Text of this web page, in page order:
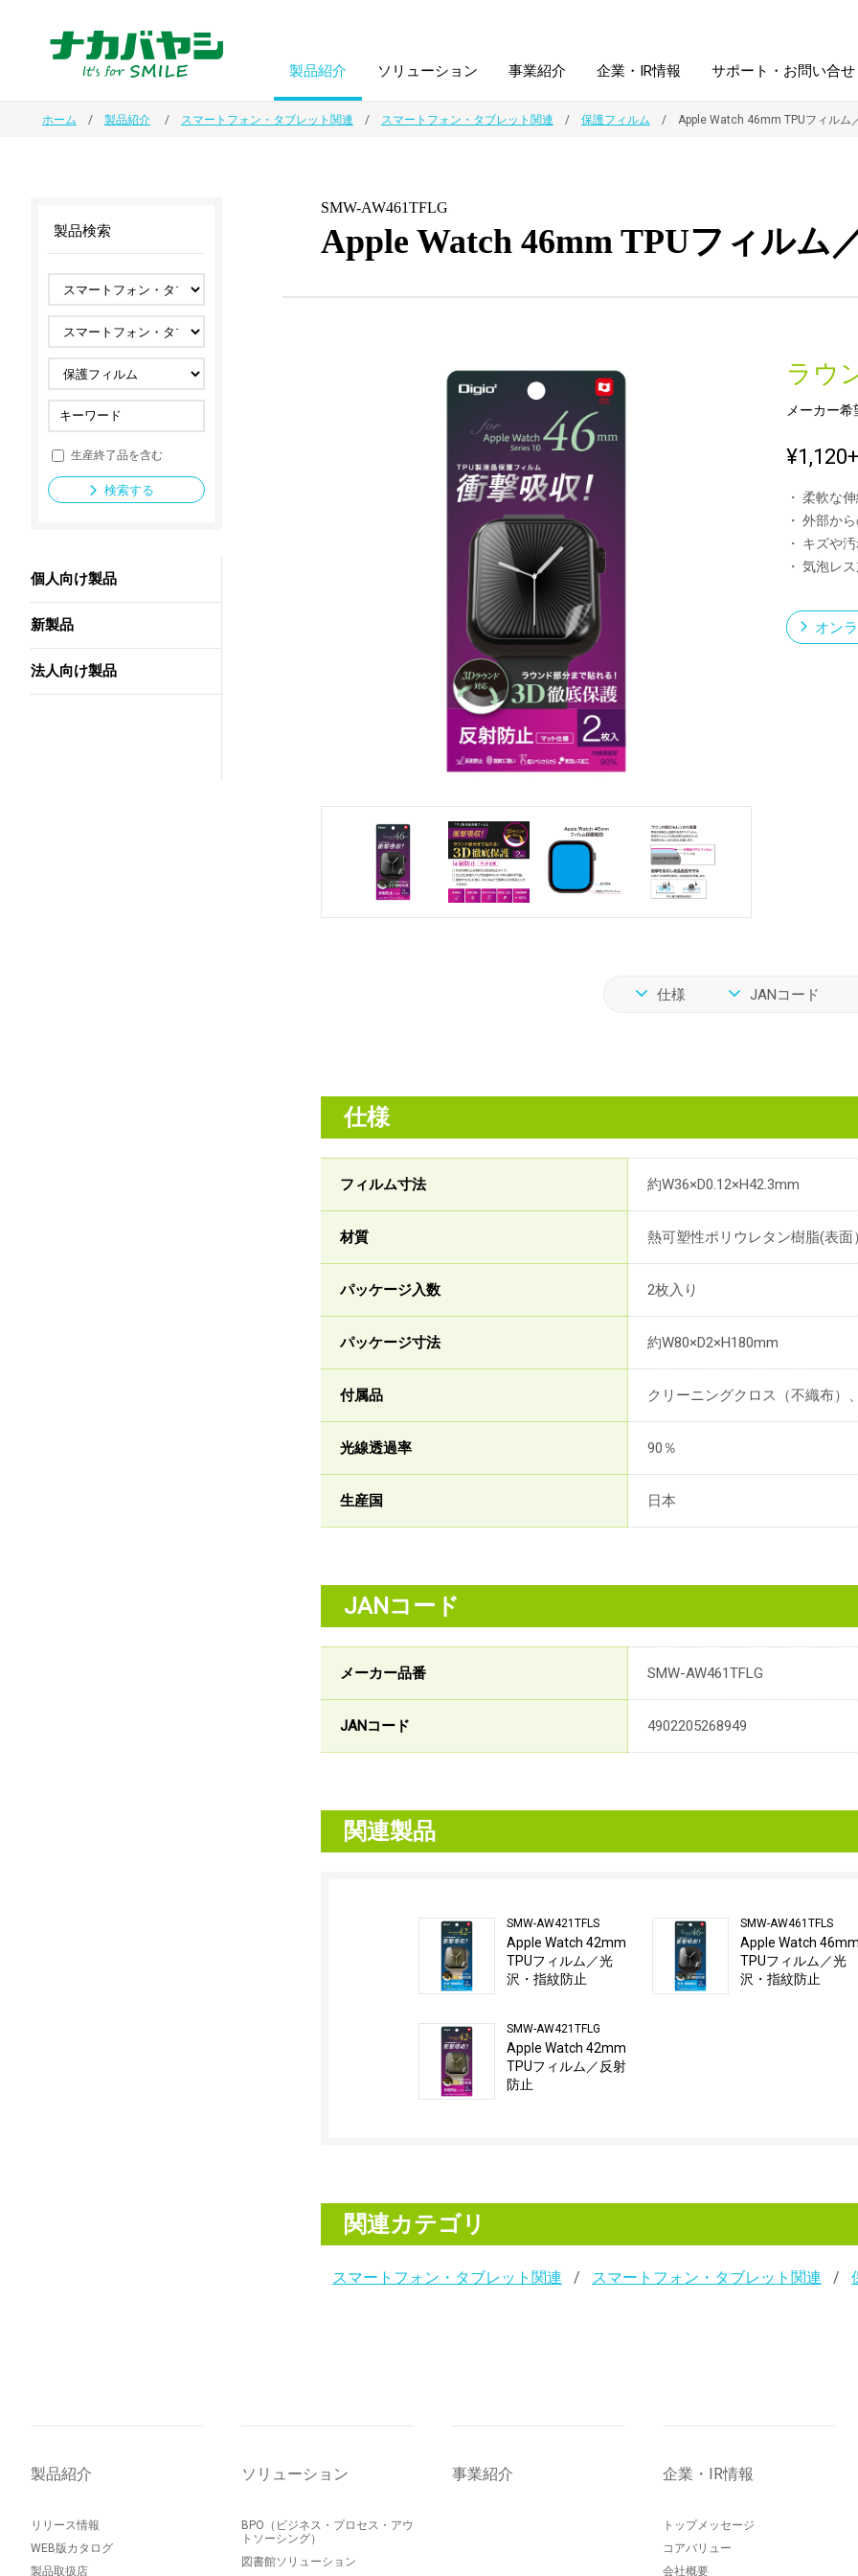
製品紹介
ノート・紙製品
ファイル・
ホルダー用品
スマートフォン・
タブレット関連
防災・
セキュリティ用品
法人向け製品 新製品一覧
ソリューション
オーダー手帳・ノベルティ制作 学校ソリューション
ドキュメントスキャニングサービス
導入事例
事業紹介 企業・IR情報
IR情報 沿革
サステナビリティ
サポート・お問い合せ
ホーム 製品紹介 スマートフォン・タブレット関連 スマートフォン・タブレット関連 保護フィルム Apple Watch 46mm TPUフィルム
SMW-AW461TFLG
Apple Watch 46mm TPUフィルム
ラウ
メーカー
¥1,120
・ 柔軟な
・ 外部か
・ キズや
・ 気泡レ
オン
仕様 JANコード
仕様
フィルム寸法 約W36×D0.12×H42.3mm
材質 熱可塑性ポリウレタン樹脂(表
パッケージ入数 2枚入り
パッケージ寸法 約W80×D2×H180mm
付属品 クリーニングクロス（不織布）
光線透過率 90％
生産国 日本
JANコード
メーカー品番 SMW-AW461TFLG
JANコード 4902205268949
関連製品
SMW-AW421TFLS
Apple Watch 42mm
TPUフィルム／光
沢・指紋防止
SMW-AW421TFLG
Apple Watch 42mm
TPUフィルム／反射
防止
SMW-AW461TFLS
Apple Watch
TPUフィルム／光
沢・指紋防止
関連カテゴリ
スマートフォン・タブレット関連 スマートフォン・タブレット関連
製品検索
生産終了品を含む
検索する
個人向け製品
新製品
法人向け製品
製品紹介
リリース情報
WEB版カタログ
製品取扱店
ソリューション
BPO（ビジネス・プロセス・アウ
トソーシング）
図書館ソリューション
事業紹介 企業・IR情報
トップメッセージ
コアバリュー
会社概要